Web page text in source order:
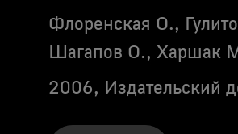
Флоренская О.,
Шагапов О., Харшак
2006, Издательский